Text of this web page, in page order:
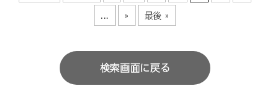
...
» 最後 »
検索画面に戻る